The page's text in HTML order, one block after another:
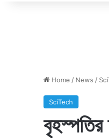
Home / News /
SciTech
বৃহস্পতির